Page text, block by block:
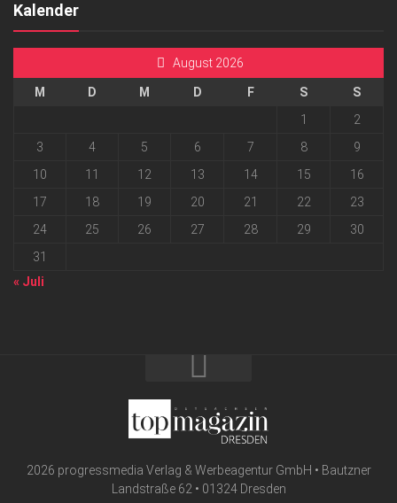
Kalender
August 2026
M D M D F S
S
1
2
3
4 5 6 7 8
9
10
11 12 13 14 15
16
17
18 19 20 21 22
23
24
25 26 27 28 29
30
31
« Juli
2026 progressmedia Verlag & Werbeagentur GmbH • Bautzner
Landstraße 62 • 01324 Dresden